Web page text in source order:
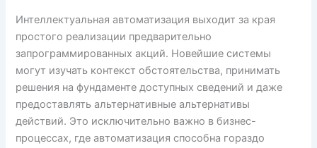
Интеллектуальная автоматизация выходит за края
простого реализации предварительно
запрограммированных акций. Новейшие системы
могут изучать контекст обстоятельства, принимать
решения на фундаменте доступных сведений и даже
предоставлять альтернативные альтернативы
действий. Это исключительно важно в бизнес-
процессах, где автоматизация способна гораздо